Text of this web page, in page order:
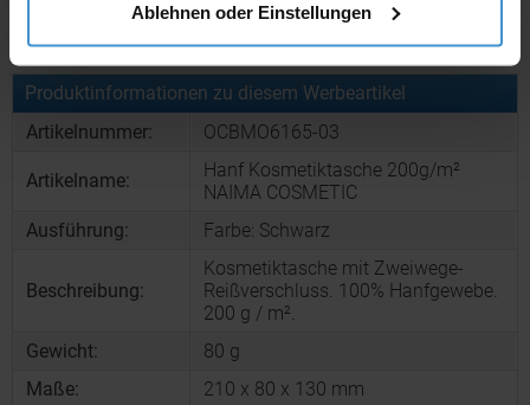
Ablehnen oder Einstellungen
Muster bestellen
Produktinformationen zu diesem Werbeartikel
Artikelnummer:
OCBMO6165-03
Artikelname:
Hanf Kosmetiktasche 200g/m²
NAIMA COSMETIC
Ausführung:
Farbe: Schwarz
Beschreibung:
Kosmetiktasche mit Zweiwege-
Reißverschluss. 100% Hanfgewebe.
200 g / m².
Gewicht:
80 g
Maße:
210 x 80 x 130 mm